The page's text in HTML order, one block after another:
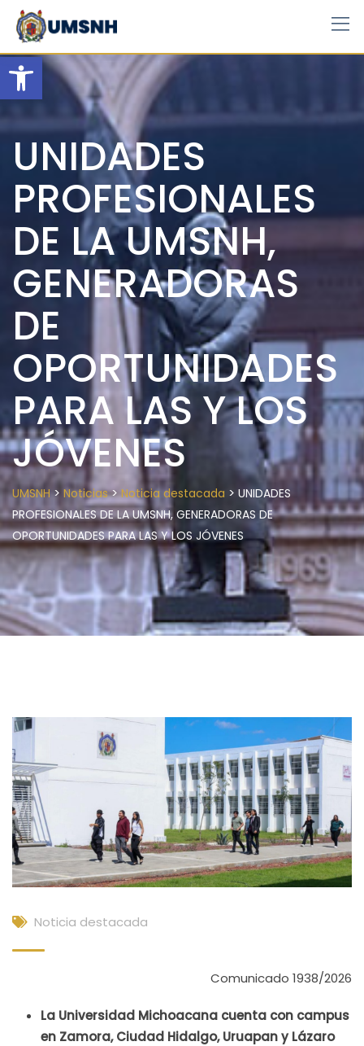
Open toolbar
Skip
content
UNIDADES
PROFESIONALES
DE LA UMSNH,
GENERADORAS
DE
OPORTUNIDADES
PARA LAS Y LOS
JÓVENES
UMSNH> Noticias>Noticia destacada > UNIDADES
PROFESIONALES DE LA UMSNH, GENERADORAS DE
OPORTUNIDADES PARA LAS Y LOS JÓVENES
Noticia destacada
Comunicado 1938/2026
La Universidad Michoacana cuenta con campus
en Zamora, Ciudad Hidalgo, Uruapan y Lázaro